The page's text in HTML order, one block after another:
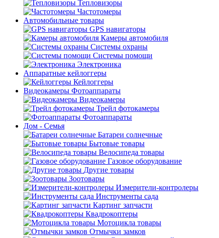
Тепловизоры
Частотомеры
Автомобильные товары
GPS навигаторы
Камеры автомобиля
Системы охраны
Системы помощи
Электроника
Аппаратные кейлоггеры
Кейлоггеры
Видеокамеры Фотоаппараты
Видеокамеры
Трейл фотокамеры
Фотоаппараты
Дом - Семья
Батареи солнечные
Бытовые товары
Велосипеда товары
Газовое оборудование
Другие товары
Зоотовары
Измерители-контролеры
Инструменты сада
Картинг запчасти
Квадрокоптеры
Мотоцикла товары
Отмычки замков